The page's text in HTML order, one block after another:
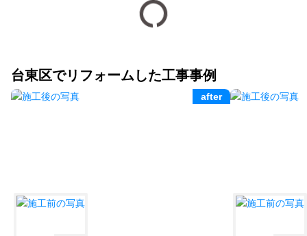
台東区でリフォームした工事事例
after